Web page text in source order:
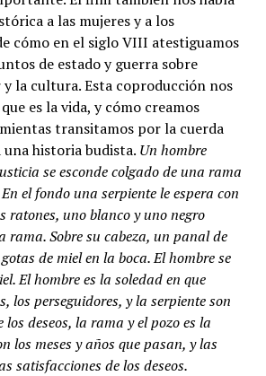
a las mujeres y a los
cómo en el siglo VIII atestiguamos
de estado y guerra sobre
y la cultura. Esta coproducción nos
es la vida, y cómo creamos
transitamos por la cuerda
historia budista. Un hombre
se esconde colgado de una rama
el fondo una serpiente le espera con
ratones, uno blanco y uno negro
rama. Sobre su cabeza, un panal de
de miel en la boca. El hombre se
El hombre es la soledad en que
los perseguidores, y la serpiente son
los deseos, la rama y el pozo es la
los meses y años que pasan, y las
satisfacciones de los deseos.